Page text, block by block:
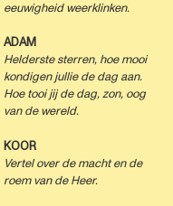
eeuwigheid weerklinken.
ADAM
Helderste sterren, hoe mooi
kondigen jullie de dag aan.
Hoe tooi jij de dag, zon, oog
van de wereld.
KOOR
Vertel over de macht en de
roem van de Heer.